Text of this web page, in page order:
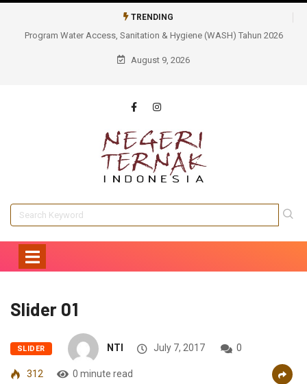
TRENDING
& Hygiene (WASH) Tahun 2026 Tidak Sekadar Membangun, AQUA
Berkelanjutan Sarana Air Bersih
August 9, 2026
Slider 01
SLIDER NTI July 7, 2017 0
312 0 minute read